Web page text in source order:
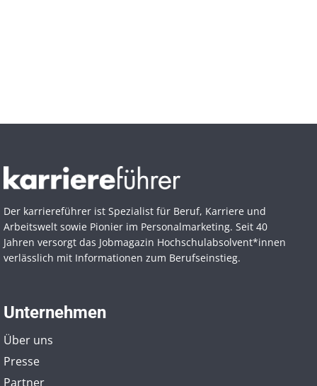
Der karriereführer ist Spezialist für Beruf, Karriere und
Arbeitswelt sowie Pionier im Personal­marketing. Seit 40
Jahren versorgt das Jobmagazin Hochschul­absolvent*innen
verlässlich mit Informationen zum Berufseinstieg.
Unternehmen
Über uns
Presse
Partner